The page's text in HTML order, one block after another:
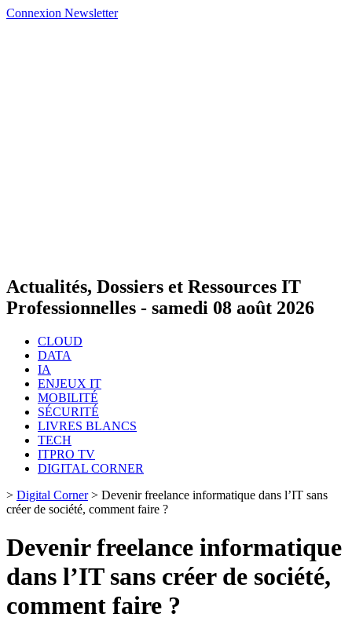
Connexion Newsletter
Actualités, Dossiers et Ressources IT
Professionnelles - samedi 08 août 2026
CLOUD
DATA
IA
ENJEUX IT
MOBILITÉ
SÉCURITÉ
LIVRES BLANCS
TECH
ITPRO TV
DIGITAL CORNER
> Digital Corner> Devenir freelance informatique dans l’IT sans
créer de société, comment faire ?
Devenir freelance informatique
dans l’IT sans créer de société,
comment faire ?